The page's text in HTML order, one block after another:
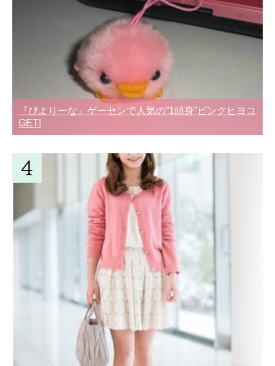
『ぴよりーな』ゲーセンで人気の”1頭身”ピンクヒヨコ
GET!